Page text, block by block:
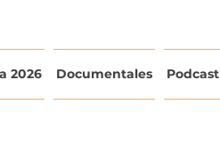
2026 Documentales Podcast